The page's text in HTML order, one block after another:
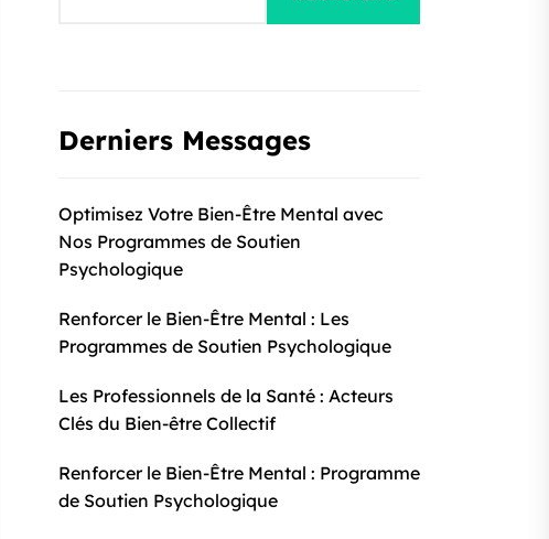
Derniers Messages
Optimisez Votre Bien-Être Mental avec
Nos Programmes de Soutien
Psychologique
Renforcer le Bien-Être Mental : Les
Programmes de Soutien Psychologique
Les Professionnels de la Santé : Acteurs
Clés du Bien-être Collectif
Renforcer le Bien-Être Mental : Programme
de Soutien Psychologique